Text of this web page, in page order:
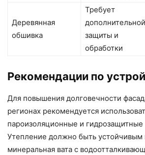
Деревянная
обшивка
Требует
дополнительной
защиты и
обработки
Рекомендации по
Для повышения долговечности
регионах рекомендуется
пароизоляционные и гидрозащитные
Утепление должно быть устойчивым
минеральная вата с